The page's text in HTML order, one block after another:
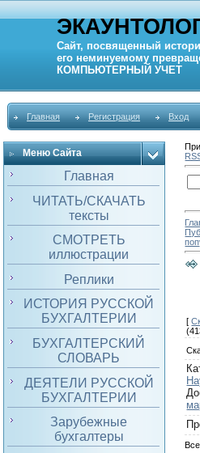
Сайт, посвященный
его неминуемому
КОМПЬЮТЕРНЫЙ УЧЕТ
Главная Регистрация Вход
Меню Сайта
Главная
ЧИТАТЬ/СКАЧАТЬ
тексты
СМОТРЕТЬ
иллюстрации
Реплики
ИСТОРИЯ РУССКОЙ
БУХГАЛТЕРИИ
БУХГАЛТЕРСКИЙ
СЛОВАРЬ
ДЕЯТЕЛИ РУССКОЙ
БУХГАЛТЕРИИ
Зарубежные
бухгалтеры
[